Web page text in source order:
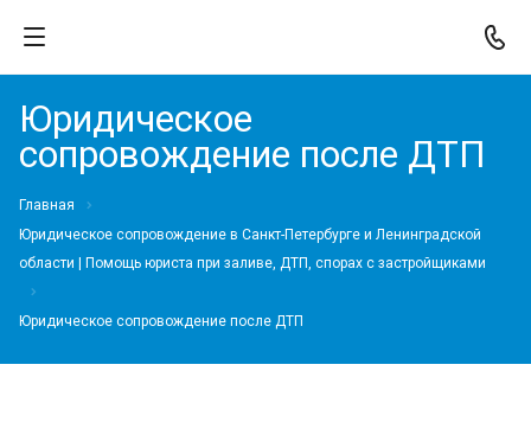
Юридическое
сопровождение после ДТП
Главная
Юридическое сопровождение в Санкт-Петербурге и Ленинградской
области | Помощь юриста при заливе, ДТП, спорах с застройщиками
Юридическое сопровождение после ДТП